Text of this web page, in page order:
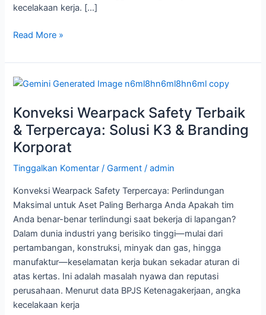
kecelakaan kerja. […]
Read More »
Konveksi Wearpack Safety Terbaik
& Terpercaya: Solusi K3 & Branding
Korporat
Tinggalkan Komentar /Garment /admin
Konveksi Wearpack Safety Terpercaya: Perlindungan
Maksimal untuk Aset Paling Berharga Anda Apakah tim
Anda benar-benar terlindungi saat bekerja di lapangan?
Dalam dunia industri yang berisiko tinggi—mulai dari
pertambangan, konstruksi, minyak dan gas, hingga
manufaktur—keselamatan kerja bukan sekadar aturan di
atas kertas. Ini adalah masalah nyawa dan reputasi
perusahaan. Menurut data BPJS Ketenagakerjaan, angka
kecelakaan kerja
Konveksi
Safety
Terbaik
&
Terpercaya:
Solusi
&
Branding
Korporat